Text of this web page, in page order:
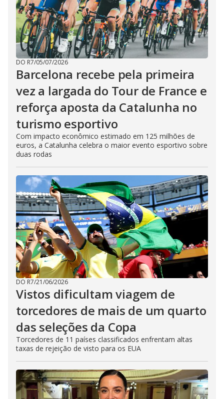
DO R7/05/07/2026
Barcelona recebe pela primeira
vez a largada do Tour de France e
reforça aposta da Catalunha no
turismo esportivo
Com impacto econômico estimado em 125 milhões de
euros, a Catalunha celebra o maior evento esportivo sobre
duas rodas
DO R7/21/06/2026
Vistos dificultam viagem de
torcedores de mais de um quarto
das seleções da Copa
Torcedores de 11 países classificados enfrentam altas
taxas de rejeição de visto para os EUA